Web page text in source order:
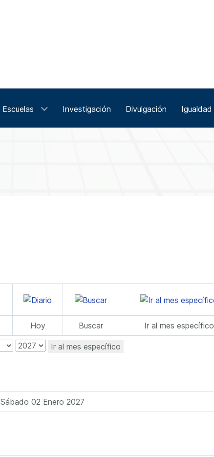
Escuelas Investigación Divulgación Igualdad
Hoy Buscar Ir al mes específico
Ir al mes específico
Sábado 02 Enero 2027